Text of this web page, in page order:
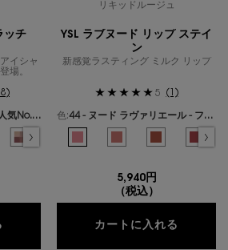
ッチ
イシャ
場。
400 - バビロン ローズ〈人気No.1〉
場合
ラッチ、1/19
ル ミニ クラッチ、2/19
ー クチュール ミニ クラッチ、3/19
ージュ のカラー クチュール ミニ クラッチ、4/19
ローズ〈人気No.1〉 のカラー クチュール ミニ ク
済み
- フォービドゥン ウィスパー のカラー クチュール
選択済み
500 - メディナ グロウ のカラー クチュール ミ
600 - スポンティーニ リリー のカラ
700 - オーバー ノアール の
710 - オーバー ブ
選択済み
720 - キャ
クチュール ミニ クラッチ
リキッドルージュ
YSL ラブヌード リップ ステイ
ン
新感覚ラスティング ミルク リップ
5 (1)
色:
44 - ヌード ラヴァリエール - フレンチモードなミルキーピンク -
色を選択してください
{1} の場合
44 - ヌード ラヴァリエール - フ
1 - アンドレスド ピンク
610 - ヌード チ
選択済
530 -
5,940円
（税込）
カートに入れる